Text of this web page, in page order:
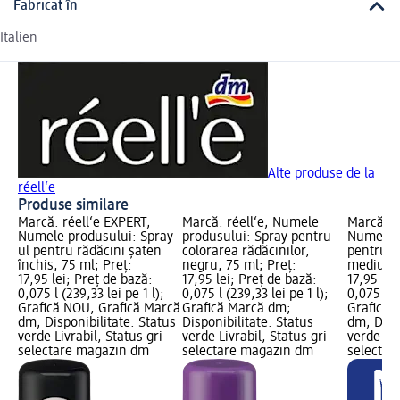
Fabricat în
Italien
Alte produse de la
réell‘e
Produse similare
Marcă: réell‘e EXPERT;
Numele produsului: Spray-
ul pentru rădăcini șaten
închis, 75 ml; Preț:
17,95 lei; Preț de bază:
0,075 l (239,33 lei pe 1 l);
Grafică NOU, Grafică Marcă
dm; Disponibilitate: Status
verde Livrabil, Status gri
selectare magazin dm
Marcă: réell‘e; Numele
produsului: Spray pentru
colorarea rădăcinilor,
negru, 75 ml; Preț:
17,95 lei; Preț de bază:
0,075 l (239,33 lei pe 1 l);
Grafică Marcă dm;
Disponibilitate: Status
verde Livrabil, Status gri
selectare magazin dm
Marcă:
Numele
pentru
mediu-
17,95
0,075 l
Grafică
dm;
verde